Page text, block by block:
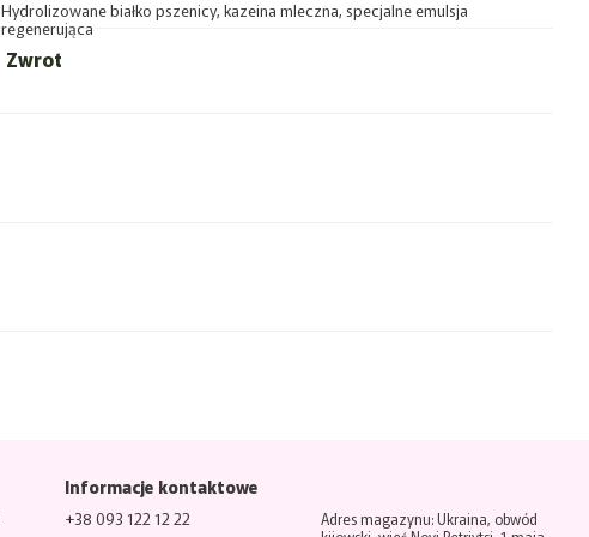
Hydrolizowane białko pszenicy, kazeina mleczna, specjalne emulsja
regenerująca
Zwrot
Informacje kontaktowe
+38 093 122 12 22
Adres magazynu: Ukraina, obwód